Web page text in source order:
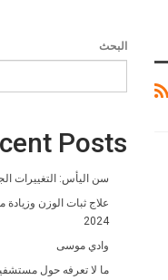
البحث
Posts
سن اليأس: التغييرات
علاج ثبات الوزن
2024
وادي موسى
ما لا تعرفه حول